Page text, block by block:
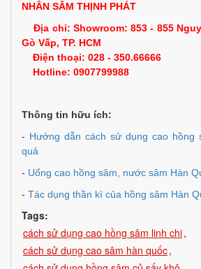
NHÂN SÂM THỊNH PHÁT
Địa chỉ: Showroom: 853 - 855
Gò Vấp, TP. HCM
Điện thoại: 028 - 350.66666
Hotline: 0907799988
Thông tin hữu ích:
- Hướng dẫn cách sử dụng cao hồng
quả
- Uống cao hồng sâm, nước sâm Hàn
- Tác dụng thần kì của hồng sâm Hàn
Tags:
cách sử dụng cao hồng sâm linh chi,
cách sử dụng cao sâm hàn quốc,